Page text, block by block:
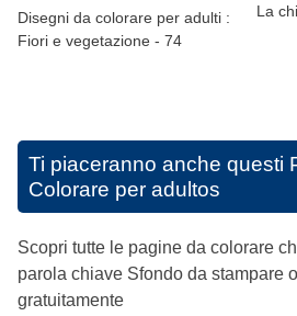
Disegni da colorare per adulti :
Fiori e vegetazione - 74
La
Ti piaceranno anche questi
Colorare per adultos
Scopri tutte le pagine da colorare
parola chiave Sfondo da stampare
gratuitamente